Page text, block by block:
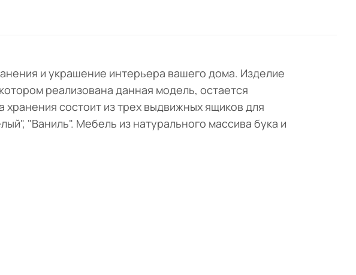
и украшение интерьера вашего дома. Изделие
реализована данная модель, остается
состоит из трех выдвижных ящиков для
"Ваниль". Мебель из натурального массива бука и